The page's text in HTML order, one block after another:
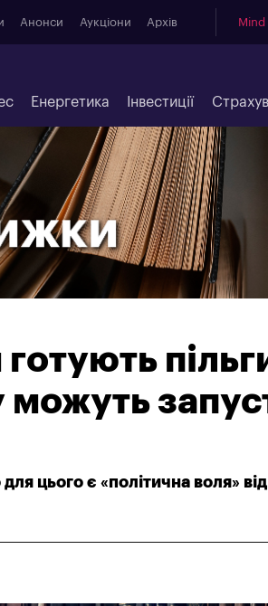
Анонси Аукціони Архів Mind
Енергетика Інвестиції
цього є «політична воля»